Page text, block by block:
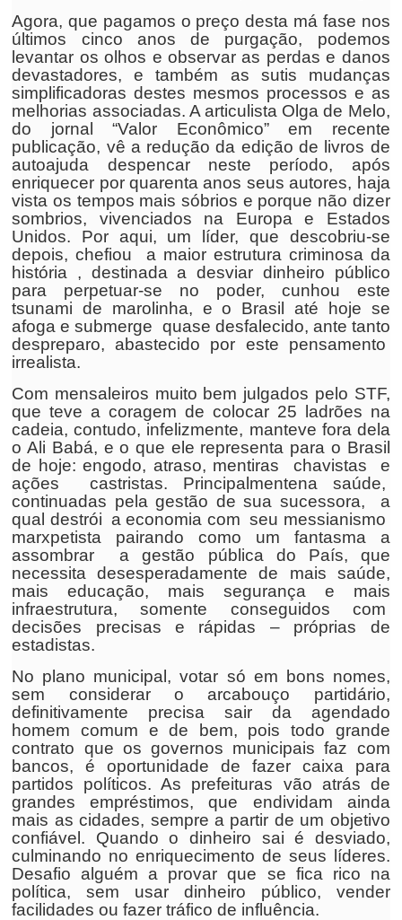
Agora, que pagamos o preço desta má fase nos
últimos cinco anos de purgação, podemos
levantar os olhos e observar as perdas e danos
devastadores, e também as sutis mudanças
simplificadoras destes mesmos processos e as
melhorias associadas. A articulista Olga de Melo,
do jornal “Valor Econômico” em recente
publicação, vê a redução da edição de livros de
autoajuda despencar neste período, após
enriquecer por quarenta anos seus autores, haja
vista os tempos mais sóbrios e porque não dizer
sombrios, vivenciados na Europa e Estados
Unidos. Por aqui, um líder, que descobriu-se
depois, chefiou a maior estrutura criminosa da
história , destinada a desviar dinheiro público
para perpetuar-se no poder, cunhou este
tsunami de marolinha, e o Brasil até hoje se
afoga e submerge quase desfalecido, ante tanto
despreparo, abastecido por este pensamento
irrealista.
Com mensaleiros muito bem julgados pelo STF,
que teve a coragem de colocar 25 ladrões na
cadeia, contudo, infelizmente, manteve fora dela
o Ali Babá, e o que ele representa para o Brasil
de hoje: engodo, atraso, mentiras chavistas e
ações castristas. Principalmentena saúde,
continuadas pela gestão de sua sucessora, a
qual destrói a economia com seu messianismo
marxpetista pairando como um fantasma a
assombrar a gestão pública do País, que
necessita desesperadamente de mais saúde,
mais educação, mais segurança e mais
infraestrutura, somente conseguidos com
decisões precisas e rápidas – próprias de
estadistas.
No plano municipal, votar só em bons nomes,
sem considerar o arcabouço partidário,
definitivamente precisa sair da agendado
homem comum e de bem, pois todo grande
contrato que os governos municipais faz com
bancos, é oportunidade de fazer caixa para
partidos políticos. As prefeituras vão atrás de
grandes empréstimos, que endividam ainda
mais as cidades, sempre a partir de um objetivo
confiável. Quando o dinheiro sai é desviado,
culminando no enriquecimento de seus líderes.
Desafio alguém a provar que se fica rico na
política, sem usar dinheiro público, vender
facilidades ou fazer tráfico de influência.